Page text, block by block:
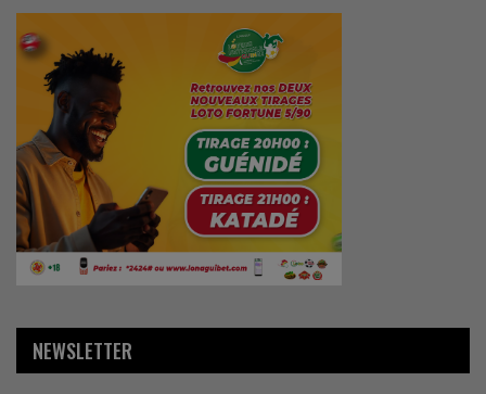
NEWSLETTER